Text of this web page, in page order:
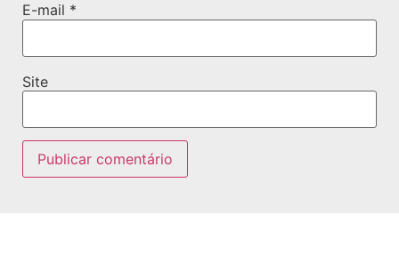
E-mail *
Site